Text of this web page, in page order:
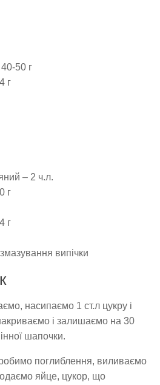
50 г
г
– 2 ч.л.
г
г
випічки
насипаємо 1 ст.л цукру і
і залишаємо на 30
шапочки.
поглиблення, виливаємо
яйце, цукор, що